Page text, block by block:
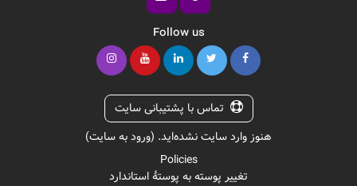
Follow us
تماس با پشتیبانی سایت
هنوز وارد سایت نشده‌اید. (ورود به سایت)
Policies
تغییر پوسته به پوستهٔ استاندارد